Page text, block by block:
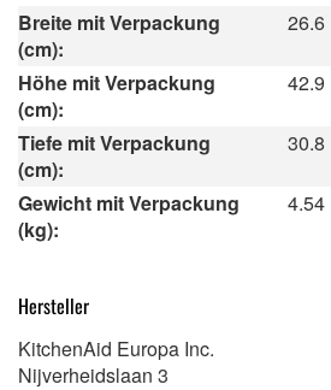
Breite mit Verpackung
(cm):
26.6
Höhe mit Verpackung
(cm):
42.9
Tiefe mit Verpackung
(cm):
30.8
Gewicht mit Verpackung
(kg):
4.54
Hersteller
KitchenAid Europa Inc.
Nijverheidslaan 3